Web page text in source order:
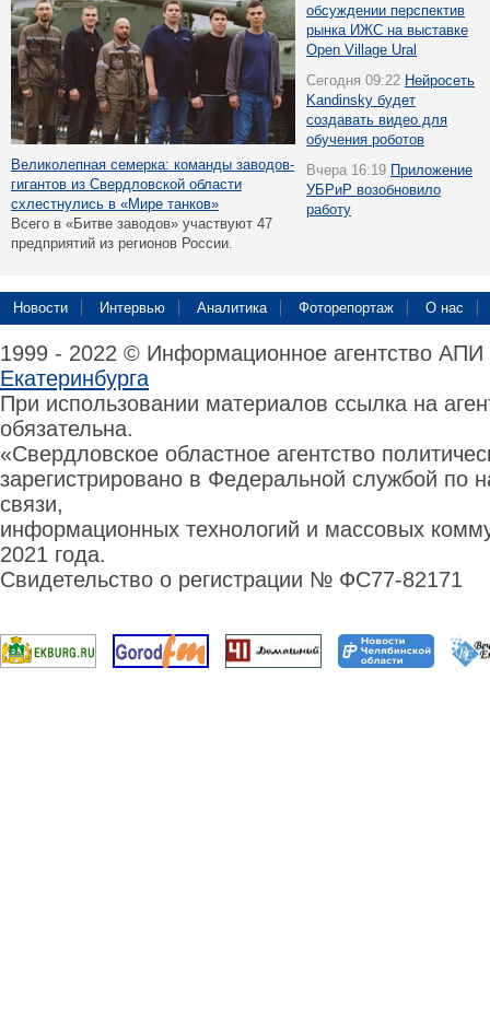
Великолепная семерка: команды заводов-
гигантов из Свердловской области
схлестнулись в «Мире танков»
Всего в «Битве заводов» участвуют 47
предприятий из регионов России.
обсуждении перспектив
рынка ИЖС на выставке
Open Village Ural
Сегодня 09:22 Нейросеть
Kandinsky будет
создавать видео для
обучения роботов
Вчера 16:19 Приложение
УБРиР возобновило
работу
Новости Интервью Аналитика Фоторепортаж О нас
1999 - 2022 © Информационное агентство
Екатеринбурга
При использовании материалов ссылка на
обязательна.
«Свердловское областное агентство
зарегистрировано в Федеральной службой по
связи,
информационных технологий и массовых
2021 года.
Свидетельство о регистрации № ФС77-82171